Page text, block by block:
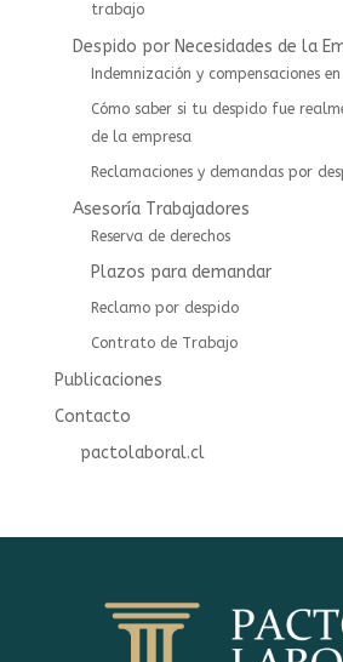
trabajo
Despido por Necesidades de la
Indemnización y compensaciones
Cómo saber si tu despido fue
de la empresa
Reclamaciones y demandas por
Asesoría Trabajadores
⁠⁠Reserva de derechos
Plazos para demandar
Reclamo por despido
Contrato de Trabajo
Publicaciones
Contacto
pactolaboral.cl